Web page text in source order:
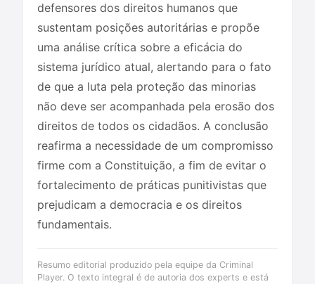
defensores dos direitos humanos que
sustentam posições autoritárias e propõe
uma análise crítica sobre a eficácia do
sistema jurídico atual, alertando para o fato
de que a luta pela proteção das minorias
não deve ser acompanhada pela erosão dos
direitos de todos os cidadãos. A conclusão
reafirma a necessidade de um compromisso
firme com a Constituição, a fim de evitar o
fortalecimento de práticas punitivistas que
prejudicam a democracia e os direitos
fundamentais.
Resumo editorial produzido pela equipe da Criminal
Player. O texto integral é de autoria dos experts e está